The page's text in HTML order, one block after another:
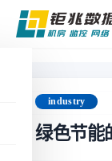
industry
绿色节能